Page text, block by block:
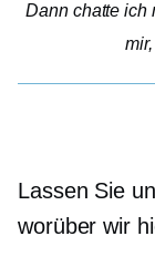
Dann chatte ich
Lassen Sie
worüber wir